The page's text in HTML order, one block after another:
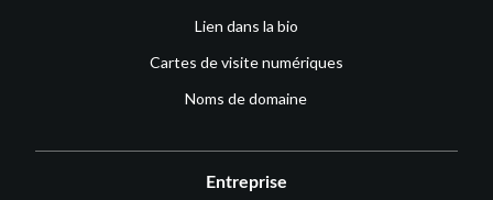
Lien dans la bio
Cartes de visite numériques
Noms de domaine
Entreprise